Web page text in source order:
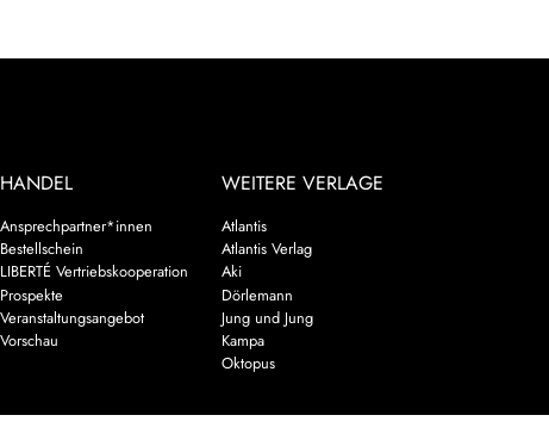
HANDEL
Ansprechpartner*innen
Bestellschein
LIBERTÉ Vertriebskooperation
Prospekte
Veranstaltungsangebot
Vorschau
WEITERE VERLAGE
Atlantis
Atlantis Verlag
Aki
Dörlemann
Jung und Jung
Kampa
Oktopus